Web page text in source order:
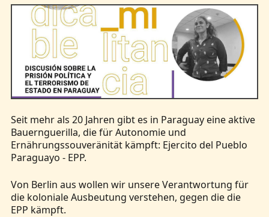
Seit mehr als 20 Jahren gibt es in Paraguay eine aktive
Bauernguerilla, die für Autonomie und
Ernährungssouveränität kämpft: Ejercito del Pueblo
Paraguayo - EPP.
Von Berlin aus wollen wir unsere Verantwortung für
die koloniale Ausbeutung verstehen, gegen die die
EPP kämpft.